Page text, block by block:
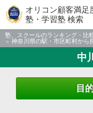
オリコン顧客満足
塾・学習塾 検索
塾、スクールのランキング・比
神奈川県の駅・市区町村から
中
目